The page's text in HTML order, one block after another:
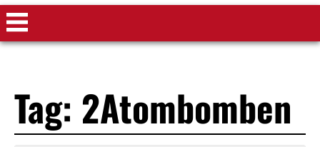
Tag: 2Atombomben